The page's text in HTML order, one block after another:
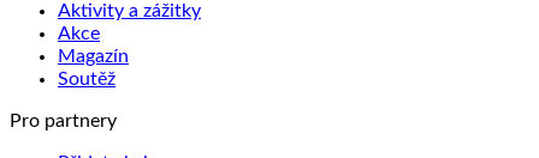
Aktivity a zážitky
Akce
Magazín
Soutěž
Pro partnery